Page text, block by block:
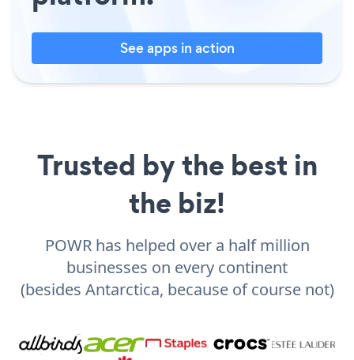
See apps in action
Trusted by the best in
the biz!
POWR has helped over a half million
businesses on every continent
(besides Antarctica, because of course not)